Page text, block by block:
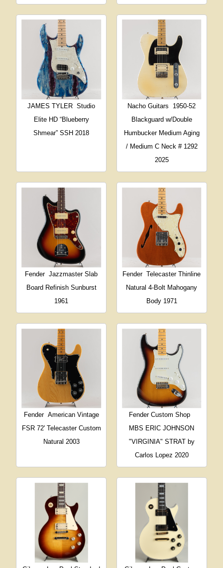
JAMES TYLER Studio
Elite HD “Blueberry
Shmear” SSH 2018
Nacho Guitars
1950-52
Blackguard w/Double
Humbucker Medium Aging
/ Medium C Neck # 1292
2025
Fender Jazzmaster Slab
Board Refinish Sunburst
1961
Fender Telecaster Thinline
Natural 4-Bolt Mahogany
Body 1971
Fender American Vintage
FSR 72' Telecaster Custom
Natural 2003
Fender Custom Shop
MBS ERIC JOHNSON
"VIRGINIA" STRAT by
Carlos Lopez 2020